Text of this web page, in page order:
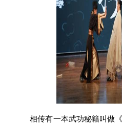
相传有一本武功秘籍叫做《